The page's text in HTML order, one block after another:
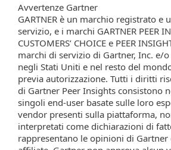
Avvertenze Gartner
GARTNER è un marchio registrato e
servizio, e i marchi GARTNER PEER
CUSTOMERS’ CHOICE e PEER
marchi di servizio di Gartner, Inc. e/
negli Stati Uniti e nel resto del
previa autorizzazione. Tutti i diritti
di Gartner Peer Insights consistono
singoli end‑user basate sulle loro
vendor presenti sulla piattaforma,
interpretati come dichiarazioni di
rappresentano le opinioni di Gartner